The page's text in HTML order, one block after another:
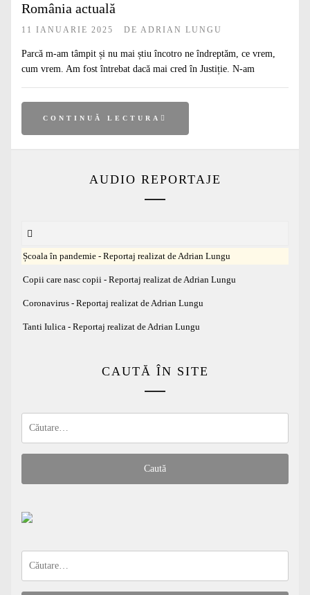
România actuală
11 IANUARIE 2025 DE ADRIAN LUNGU
Parcă m-am tâmpit și nu mai știu încotro ne îndreptăm, ce vrem,
cum vrem. Am fost întrebat dacă mai cred în Justiție. N-am
CONTINUĂ LECTURA
AUDIO REPORTAJE
Școala în pandemie - Reportaj realizat de Adrian Lungu
Copii care nasc copii - Reportaj realizat de Adrian Lungu
Coronavirus - Reportaj realizat de Adrian Lungu
Tanti Iulica - Reportaj realizat de Adrian Lungu
CAUTĂ ÎN SITE